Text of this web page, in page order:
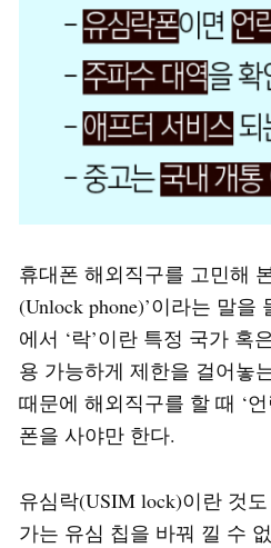
휴대폰 해외직구를 고민해
(Unlock phone)’이라는 말
에서 ‘락’이란 특정 국가 혹
용 가능하게 제한을 걸어놓
때문에 해외직구를 할 때 ‘
폰을 사야만 한다.
유심락(USIM lock)이란 것
가는 유심 칩을 바꿔 낄 수